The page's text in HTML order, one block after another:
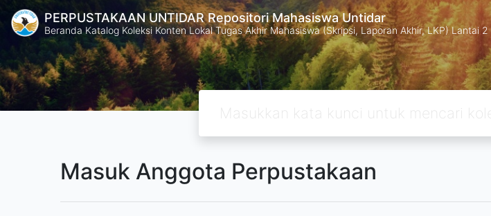
PERPUSTAKAAN UNTIDAR Repositori Mahasiswa Untidar
Beranda Katalog Koleksi Konten Lokal Tugas Akhir Mahasiswa (Skripsi, Laporan Akhir, LKP) Lantai 2
Masuk Anggota Perpustakaan